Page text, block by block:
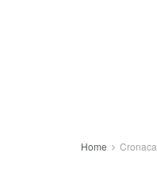
Home Cronaca